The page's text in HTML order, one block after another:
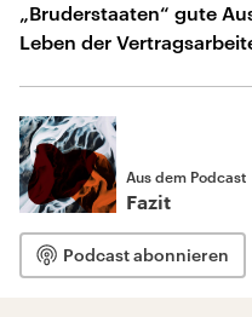
„Bruderstaaten“ gute
Leben der
Aus dem Podcast
Fazit
Podcast abonnieren